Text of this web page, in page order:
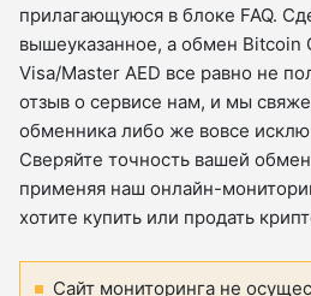
прилагающуюся в блоке FAQ.
вышеуказанное, а обмен Bitcoin
Visa/Master AED все равно не
отзыв о сервисе нам, и мы
обменника либо же вовсе
Сверяйте точность вашей
применяя наш онлайн-
хотите купить или продать
Сайт мониторинга не